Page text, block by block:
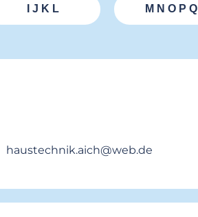
I J K L M N O P Q
haustechnik.aich@web.de